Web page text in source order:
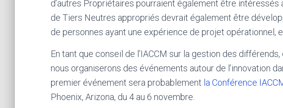
d’autres Propriétaires pourraient également être intéressés
de Tiers Neutres appropriés devrait également être
de personnes ayant une expérience de projet opérationnel,
En tant que conseil de l’IACCM sur la gestion des
nous organiserons des événements autour de l’innovation
premier événement sera probablement la Conférence
Phoenix, Arizona, du 4 au 6 novembre.